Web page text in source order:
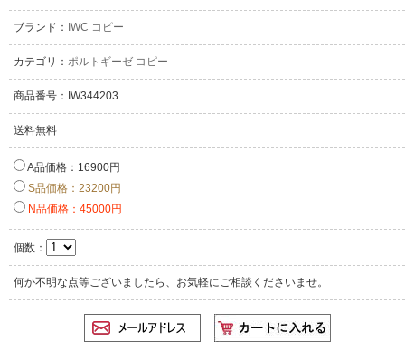
ブランド： IWC コピー
カテゴリ： ポルトギーゼ コピー
商品番号：IW344203
送料無料
A品価格：16900円
S品価格：23200円
N品価格：45000円
個数：
何か不明な点等ございましたら、お気軽にご相談くださいませ。